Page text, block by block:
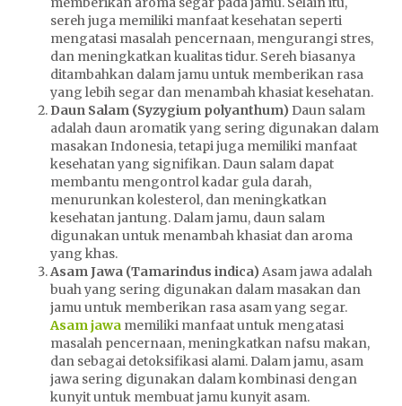
sereh juga memiliki manfaat kesehatan seperti
mengatasi masalah pencernaan, mengurangi stres,
dan meningkatkan kualitas tidur. Sereh biasanya
ditambahkan dalam jamu untuk memberikan rasa
yang lebih segar dan menambah khasiat kesehatan.
Daun Salam (Syzygium polyanthum) Daun salam
adalah daun aromatik yang sering digunakan dalam
masakan Indonesia, tetapi juga memiliki manfaat
kesehatan yang signifikan. Daun salam dapat
membantu mengontrol kadar gula darah,
menurunkan kolesterol, dan meningkatkan
kesehatan jantung. Dalam jamu, daun salam
digunakan untuk menambah khasiat dan aroma
yang khas.
Asam Jawa (Tamarindus indica) Asam jawa adalah
buah yang sering digunakan dalam masakan dan
jamu untuk memberikan rasa asam yang segar.
Asam jawa memiliki manfaat untuk mengatasi
masalah pencernaan, meningkatkan nafsu makan,
dan sebagai detoksifikasi alami. Dalam jamu, asam
jawa sering digunakan dalam kombinasi dengan
kunyit untuk membuat jamu kunyit asam.